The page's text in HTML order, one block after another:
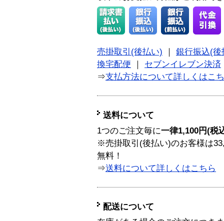
売掛取引(後払い)
銀行振込(後
換宅配便
セブンイレブン決済
⇒支払方法について詳しくはこ
送料について
1つのご注文毎に一律1,100円(税
※売掛取引(後払い)のお客様は
無料！
⇒送料について詳しくはこちら
配送について